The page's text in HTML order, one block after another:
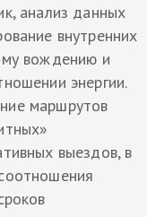
анализ данных
внутренних
вождению и
энергии.
маршрутов
выездов, в